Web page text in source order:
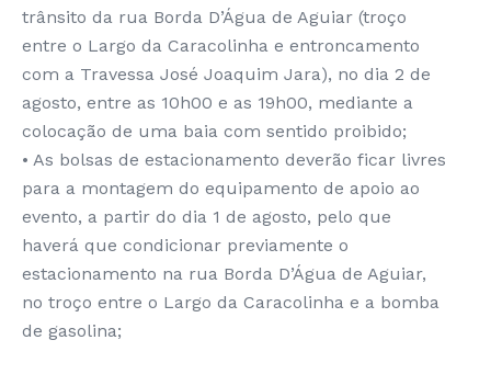
trânsito da rua Borda D’Água de Aguiar (troço
entre o Largo da Caracolinha e entroncamento
com a Travessa José Joaquim Jara), no dia 2 de
agosto, entre as 10h00 e as 19h00, mediante a
colocação de uma baia com sentido proibido;
• As bolsas de estacionamento deverão ficar livres
para a montagem do equipamento de apoio ao
evento, a partir do dia 1 de agosto, pelo que
haverá que condicionar previamente o
estacionamento na rua Borda D’Água de Aguiar,
no troço entre o Largo da Caracolinha e a bomba
de gasolina;